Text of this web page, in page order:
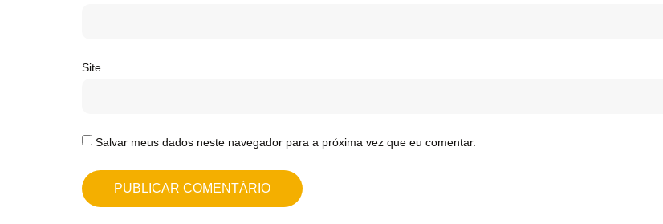
Site
Salvar meus dados neste navegador para a próxima vez que eu comentar.